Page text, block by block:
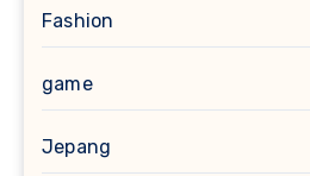
Fashion
game
Jepang